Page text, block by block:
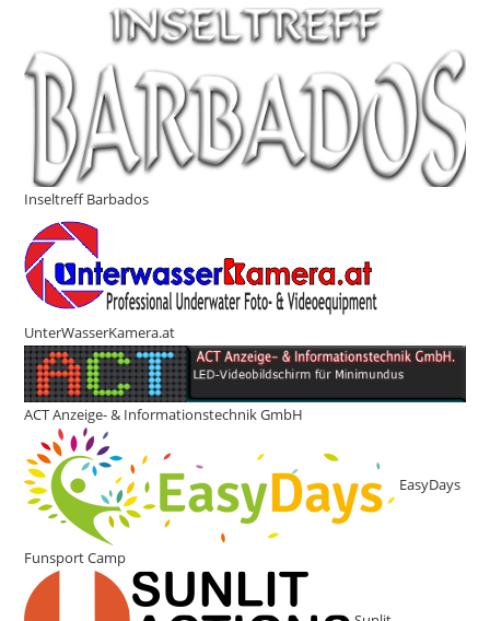
Inseltreff Barbados
UnterWasserKamera.at
ACT Anzeige- & Informationstechnik GmbH
EasyDays
Funsport Camp